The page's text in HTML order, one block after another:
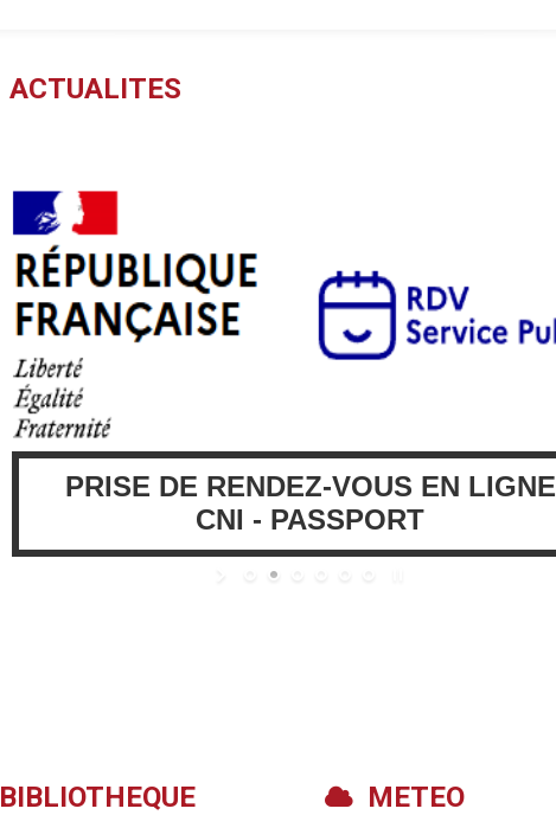
ACTUALITES
PRISE DE RENDEZ-VOUS EN LIGNE
CNI - PASSPORT
BIBLIOTHEQUE METEO